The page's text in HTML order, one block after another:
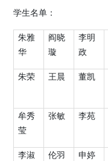
学生名单：
朱雅
华
阎晓
璇
李明
政
朱荣 王晨 董凯
牟秀
莹
张敏 李苑
李淑
伦羽
申婷